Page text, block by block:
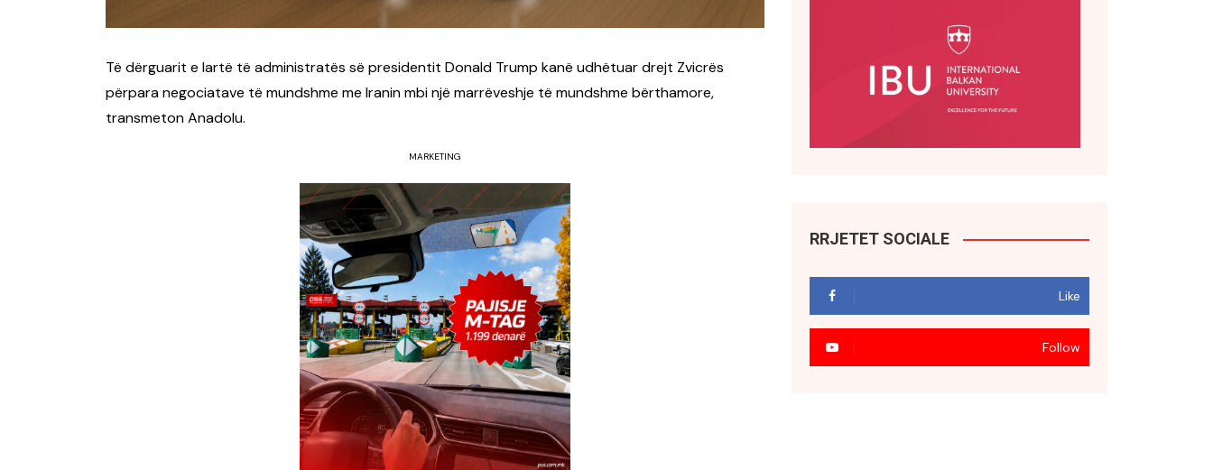
Të dërguarit e lartë të administratës së presidentit Donald Trump kanë udhëtuar drejt Zvicrës
përpara negociatave të mundshme me Iranin mbi një marrëveshje të mundshme bërthamore,
transmeton Anadolu.
MARKETING
RRJETET SOCIALE
Like
Follow